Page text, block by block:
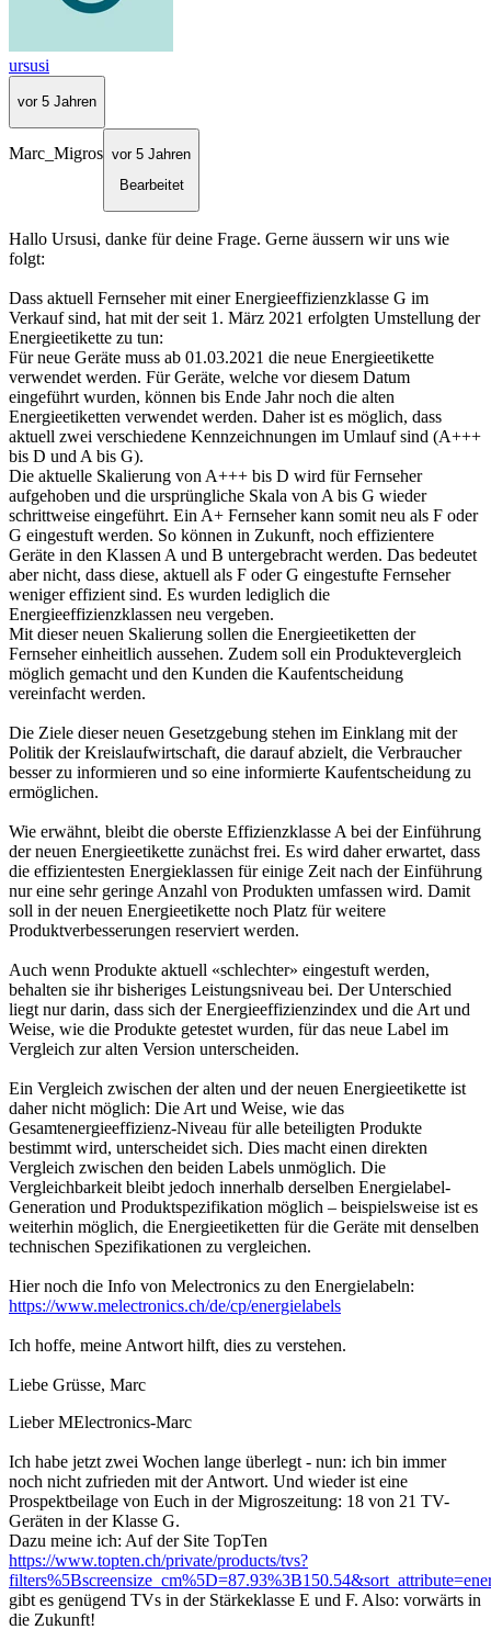
ursusi
vor 5 Jahren
Marc_Migros vor 5 Jahren
Bearbeitet
Hallo Ursusi, danke für deine Frage. Gerne äussern wir uns wie
folgt:
Dass aktuell Fernseher mit einer Energieeffizienzklasse G im
Verkauf sind, hat mit der seit 1. März 2021 erfolgten Umstellung der
Energieetikette zu tun:
Für neue Geräte muss ab 01.03.2021 die neue Energieetikette
verwendet werden. Für Geräte, welche vor diesem Datum
eingeführt wurden, können bis Ende Jahr noch die alten
Energieetiketten verwendet werden. Daher ist es möglich, dass
aktuell zwei verschiedene Kennzeichnungen im Umlauf sind (A+++
bis D und A bis G).
Die aktuelle Skalierung von A+++ bis D wird für Fernseher
aufgehoben und die ursprüngliche Skala von A bis G wieder
schrittweise eingeführt. Ein A+ Fernseher kann somit neu als F oder
G eingestuft werden. So können in Zukunft, noch effizientere
Geräte in den Klassen A und B untergebracht werden. Das bedeutet
aber nicht, dass diese, aktuell als F oder G eingestufte Fernseher
weniger effizient sind. Es wurden lediglich die
Energieeffizienzklassen neu vergeben.
Mit dieser neuen Skalierung sollen die Energieetiketten der
Fernseher einheitlich aussehen. Zudem soll ein Produktevergleich
möglich gemacht und den Kunden die Kaufentscheidung
vereinfacht werden.
Die Ziele dieser neuen Gesetzgebung stehen im Einklang mit der
Politik der Kreislaufwirtschaft, die darauf abzielt, die Verbraucher
besser zu informieren und so eine informierte Kaufentscheidung zu
ermöglichen.
Wie erwähnt, bleibt die oberste Effizienzklasse A bei der Einführung
der neuen Energieetikette zunächst frei. Es wird daher erwartet, dass
die effizientesten Energieklassen für einige Zeit nach der Einführung
nur eine sehr geringe Anzahl von Produkten umfassen wird. Damit
soll in der neuen Energieetikette noch Platz für weitere
Produktverbesserungen reserviert werden.
Auch wenn Produkte aktuell «schlechter» eingestuft werden,
behalten sie ihr bisheriges Leistungsniveau bei. Der Unterschied
liegt nur darin, dass sich der Energieeffizienzindex und die Art und
Weise, wie die Produkte getestet wurden, für das neue Label im
Vergleich zur alten Version unterscheiden.
Ein Vergleich zwischen der alten und der neuen Energieetikette ist
daher nicht möglich: Die Art und Weise, wie das
Gesamtenergieeffizienz-Niveau für alle beteiligten Produkte
bestimmt wird, unterscheidet sich. Dies macht einen direkten
Vergleich zwischen den beiden Labels unmöglich. Die
Vergleichbarkeit bleibt jedoch innerhalb derselben Energielabel-
Generation und Produktspezifikation möglich – beispielsweise ist es
weiterhin möglich, die Energieetiketten für die Geräte mit denselben
technischen Spezifikationen zu vergleichen.
Hier noch die Info von Melectronics zu den Energielabeln:
https://www.melectronics.ch/de/cp/energielabels
Ich hoffe, meine Antwort hilft, dies zu verstehen.
Liebe Grüsse, Marc
Lieber MElectronics-Marc
Ich habe jetzt zwei Wochen lange überlegt - nun: ich bin immer
noch nicht zufrieden mit der Antwort. Und wieder ist eine
Prospektbeilage von Euch in der Migroszeitung: 18 von 21 TV-
Geräten in der Klasse G.
Dazu meine ich: Auf der Site TopTen
https://www.topten.ch/private/products/tvs?
gibt es genügend TVs in der Stärkeklasse E und F. Also: vorwärts in
die Zukunft!